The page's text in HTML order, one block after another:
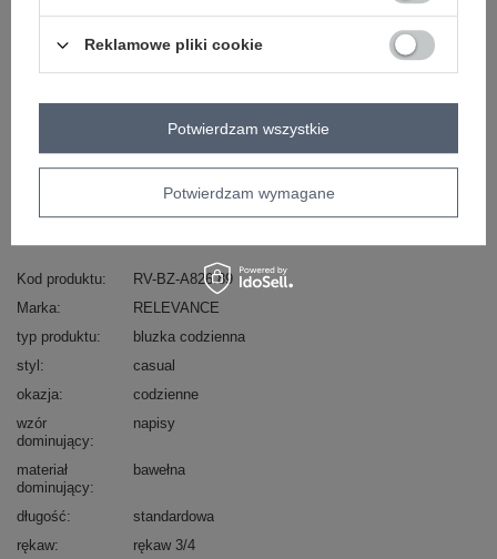
ZALOGUJ SIĘ I ZOBACZ CENĘ
Masz pytanie? Chętnie pomożemy.
Zadzwoń+48 601 547 740 Zadaj pytanie
Kod produktu
RV-BZ-A826.89
Marka
RELEVANCE
typ produktu
bluzka codzienna
styl
casual
okazja
codzienne
wzór
dominujący
napisy
materiał
dominujący
bawełna
długość
standardowa
rękaw
rękaw 3/4
Reklamowe pliki cookie
Potwierdzam wymagane
Potwierdzam wszystkie